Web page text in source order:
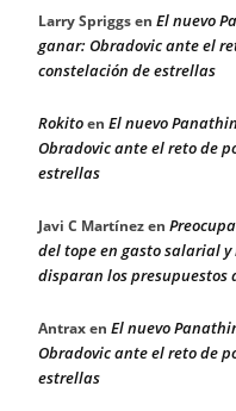
Larry Spriggsen El nuevo
ganar: Obradovic ante el
constelación de estrellas
Rokitoen El nuevo
Obradovic ante el reto de
estrellas
Javi C Martínezen
del tope en gasto salarial
disparan los presupuestos
Antraxen El nuevo
Obradovic ante el reto de
estrellas